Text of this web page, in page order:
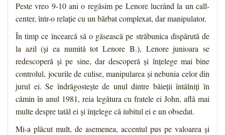
Peste vreo 9-10 ani o regăsim pe Lenore lucrând la un call-
center, într-o relație cu un bărbat complexat, dar manipulator.
În timp ce încearcă să o găsească pe străbunica dispărută de
la azil (și ea numită tot Lenore B.), Lenore junioara se
redescoperă și pe sine, dar descoperă și înțelege mai bine
controlul, jocurile de culise, manipularea și nebunia celor din
jurul ei. Se îndrăgostește de unul dintre băieții întâlniți în
cămin în anul 1981, reia legătura cu fratele ei John, află mai
multe despre tatăl ei și înțelege că iubitul ei e un obsedat.
Mi-a plăcut mult, de asemenea, accentul pus pe valoarea și